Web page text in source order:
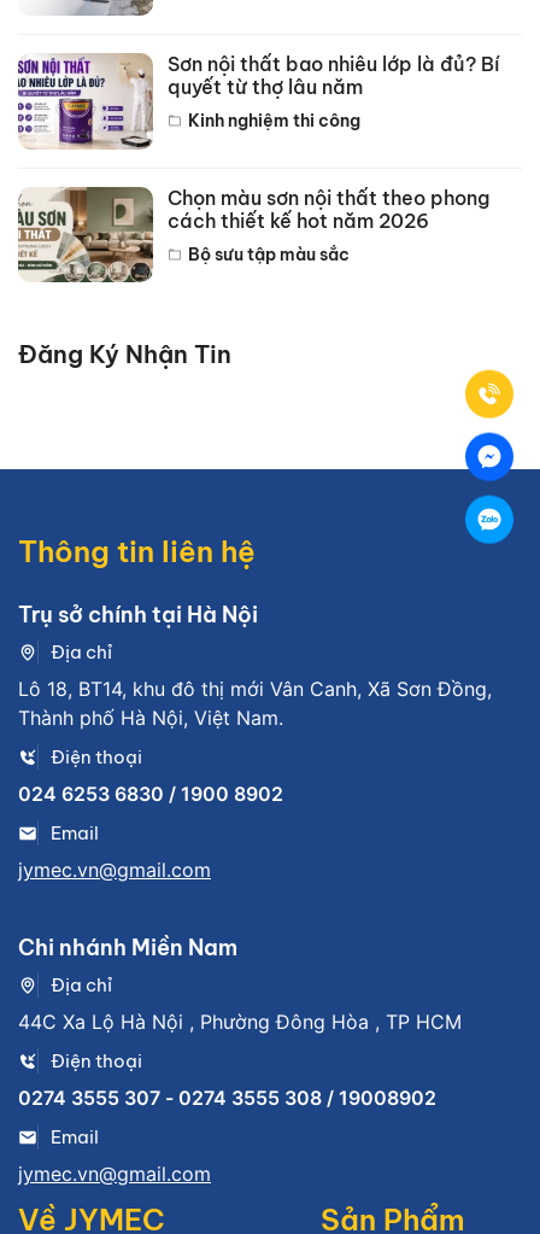
Sơn nội thất bao nhiêu lớp là đủ? Bí
quyết từ thợ lâu năm
Kinh nghiệm thi công
Chọn màu sơn nội thất theo phong
cách thiết kế hot năm 2026
Bộ sưu tập màu sắc
Đăng Ký Nhận Tin
Thông tin liên hệ
Trụ sở chính tại Hà Nội
Địa chỉ
Lô 18, BT14, khu đô thị mới Vân Canh, Xã Sơn Đồng,
Thành phố Hà Nội, Việt Nam.
Điện thoại
024 6253 6830 / 1900 8902
Email
jymec.vn@gmail.com
Chi nhánh Miền Nam
Địa chỉ
44C Xa Lộ Hà Nội , Phường Đông Hòa , TP HCM
Điện thoại
0274 3555 307 - 0274 3555 308 / 19008902
Email
jymec.vn@gmail.com
Về JYMEC Sản Phẩm